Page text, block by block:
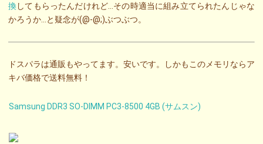
換してもらったんだけれど…その時適当に組み立てられたんじゃな
かろうか…と疑念が(@-@;)ぶつぶつ。
ドスパラは通販もやってます。安いです。しかもこのメモリならア
キバ価格で送料無料！
Samsung DDR3 SO-DIMM PC3-8500 4GB (サムスン)